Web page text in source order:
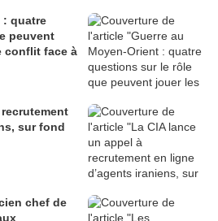
: quatre
peuvent
conflit face à
sur fond
chef de